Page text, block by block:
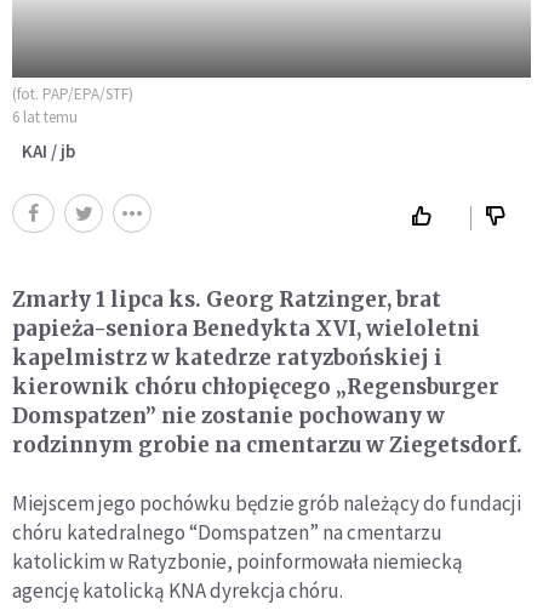
(fot. PAP/EPA/STF)
6 lat temu
KAI / jb
Zmarły 1 lipca ks. Georg Ratzinger, brat
papieża-seniora Benedykta XVI, wieloletni
kapelmistrz w katedrze ratyzbońskiej i
kierownik chóru chłopięcego „Regensburger
Domspatzen” nie zostanie pochowany w
rodzinnym grobie na cmentarzu w Ziegetsdorf.
Miejscem jego pochówku będzie grób należący do fundacji
chóru katedralnego “Domspatzen” na cmentarzu
katolickim w Ratyzbonie, poinformowała niemiecką
agencję katolicką KNA dyrekcja chóru.